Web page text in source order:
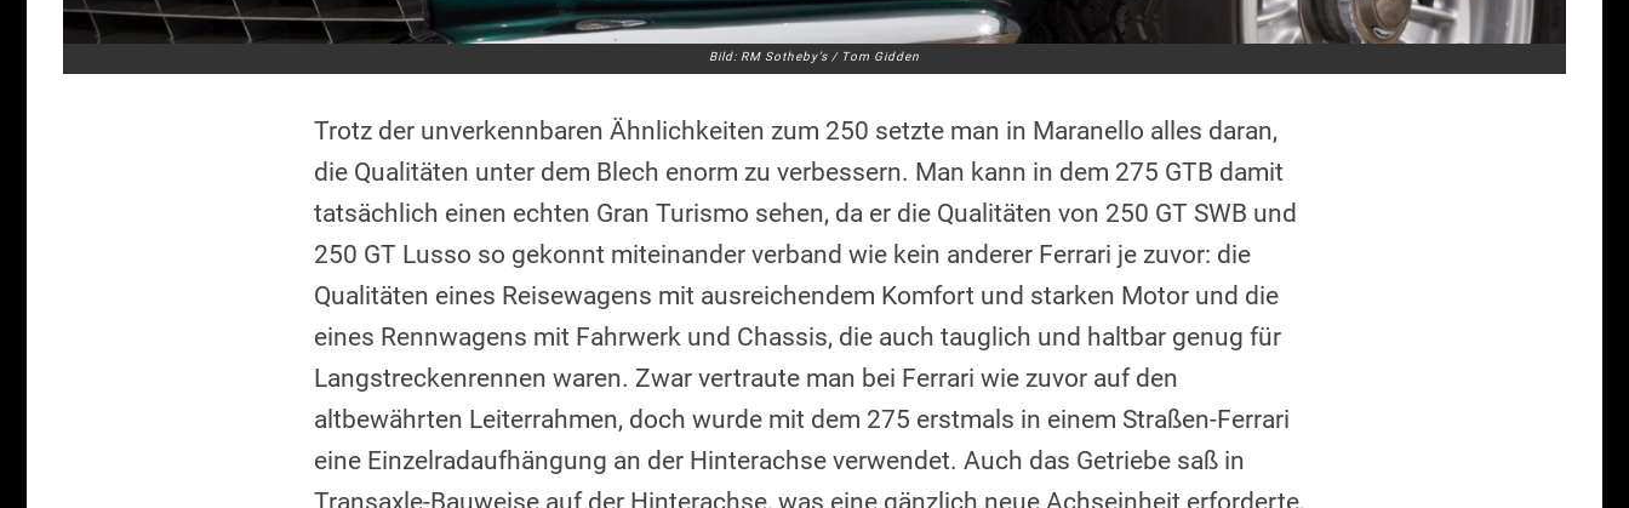
Bild: RM Sotheby’s / Tom Gidden
Trotz der unverkennbaren Ähnlichkeiten zum 250 setzte man in Maranello alles daran,
die Qualitäten unter dem Blech enorm zu verbessern. Man kann in dem 275 GTB damit
tatsächlich einen echten Gran Turismo sehen, da er die Qualitäten von 250 GT SWB und
250 GT Lusso so gekonnt miteinander verband wie kein anderer Ferrari je zuvor: die
Qualitäten eines Reisewagens mit ausreichendem Komfort und starken Motor und die
eines Rennwagens mit Fahrwerk und Chassis, die auch tauglich und haltbar genug für
Langstreckenrennen waren. Zwar vertraute man bei Ferrari wie zuvor auf den
altbewährten Leiterrahmen, doch wurde mit dem 275 erstmals in einem Straßen-Ferrari
eine Einzelradaufhängung an der Hinterachse verwendet. Auch das Getriebe saß in